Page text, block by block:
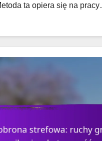
ta opiera się na